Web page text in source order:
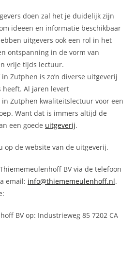
doen zal het je duidelijk zijn
ideeën en informatie beschikbaar
uitgevers ook een rol in het
ontspanning in de vorm van
vrije tijds lectuur.
Zutphen is zo’n diverse uitgeverij
heeft. Al jaren levert
Zutphen kwaliteitslectuur voor een
Want dat is immers altijd de
een goede uitgeverij.
op de website van de uitgeverij.
BV via de telefoon
email: info@thiememeulenhoff.nl.
BV op: Industrieweg 85 7202 CA